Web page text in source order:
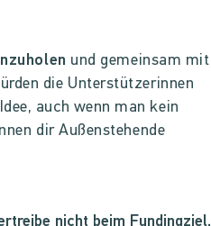
und gemeinsam mit
die Unterstützerinnen
auch wenn man kein
dir Außenstehende
nicht beim Fundingziel.